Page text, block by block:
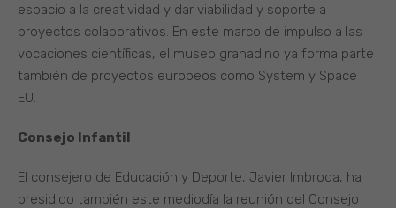
espacio a la creatividad y dar viabilidad y soporte a
proyectos colaborativos. En este marco de impulso a las
vocaciones científicas, el museo granadino ya forma parte
también de proyectos europeos como System y Space
EU.
Consejo Infantil
El consejero de Educación y Deporte, Javier Imbroda, ha
presidido también este mediodía la reunión del Consejo